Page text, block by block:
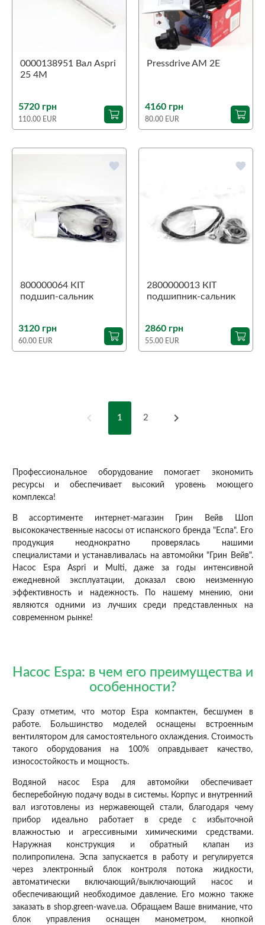
0000138951 Вал Aspri
25 4M
5720 грн
110.00 EUR
Pressdrive AM 2Е
4160 грн
80.00 EUR
favorite
800000064 КIТ
подшип-сальник
3120 грн
60.00 EUR
favorite
2800000013 КIТ
подшипник-сальник
2860 грн
55.00 EUR
chevron_left 1 2 chevron_right
Профессиональное оборудование помогает экономить
ресурсы и обеспечивает высокий уровень моющего
комплекса!
В ассортименте интернет-магазин Грин Вейв Шоп
высококачественные насосы от испанского бренда "Еспа". Его
продукция неоднократно проверялась нашими
специалистами и устанавливалась на автомойки "Грин Вейв".
Насос Espa Aspri и Multi, даже за годы интенсивной
ежедневной эксплуатации, доказал свою неизменную
эффективность и надежность. По нашему мнению, они
являются одними из лучших среди представленных на
современном рынке!
Насос Espa: в чем его преимущества и
особенности?
Сразу отметим, что мотор Espa компактен, бесшумен в
работе. Большинство моделей оснащены встроенным
вентилятором для самостоятельного охлаждения. Стоимость
такого оборудования на 100% оправдывает качество,
износостойкость и мощность.
Водяной насос Espa для автомойки обеспечивает
бесперебойную подачу воды в системы. Корпус и внутренний
вал изготовлены из нержавеющей стали, благодаря чему
прибор идеально работает в среде с избыточной
влажностью и агрессивными химическими средствами.
Наружная конструкция и обратный клапан из
полипропилена. Эспа запускается в работу и регулируется
через электронный блок контроля потока жидкости,
автоматически включающий/выключающий насос и
обеспечивающий необходимое давление. Его можно также
заказать в shop.green-wave.ua. Обращаем Ваше внимание, что
блок управления оснащен манометром, кнопкой